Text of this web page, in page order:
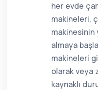
her evde
makineleri,
makinesinin
almaya
makineleri
olarak veya
kaynaklı